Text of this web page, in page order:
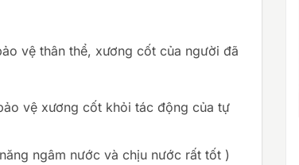
vệ thân thể, xương cốt của người đã
vệ xương cốt khỏi tác động của tự
ngâm nước và chịu nước rất tốt )